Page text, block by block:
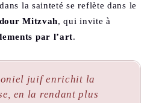
la sainteté se reflète dans le
Mitzvah, qui invite à
par l’art.
juif enrichit la
en la rendant plus